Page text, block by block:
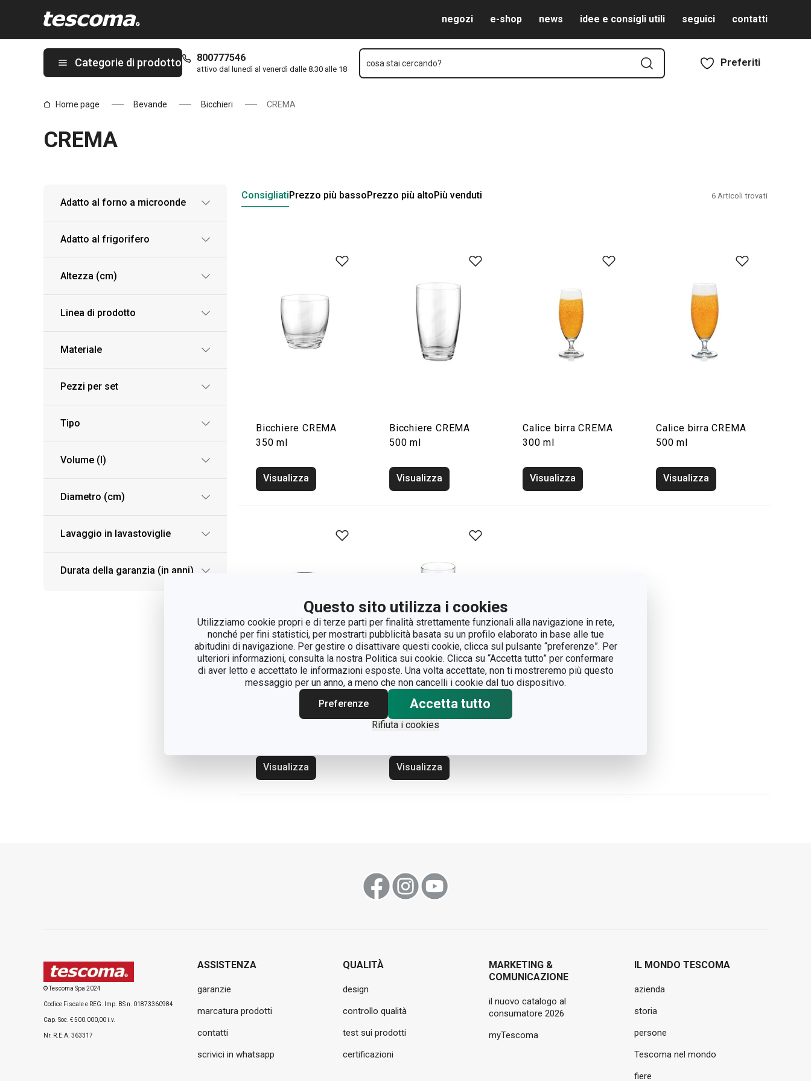
Questo sito utilizza i cookies
Utilizziamo cookie propri e di terze parti per finalità strettamente funzionali alla navigazione in rete,
nonché per fini statistici, per mostrarti pubblicità basata su un profilo elaborato in base alle tue
abitudini di navigazione. Per gestire o disattivare questi cookie, clicca sul pulsante “preferenze”. Per
ulteriori informazioni, consulta la nostra Politica sui cookie. Clicca su “Accetta tutto” per confermare
di aver letto e accettato le informazioni esposte. Una volta accettate, non ti mostreremo più questo
messaggio per un anno, a meno che non cancelli i cookie dal tuo dispositivo.
Preferenze
Accetta tutto
Rifiuta i cookies
negozi e-shop news idee e consigli utili seguici contatti
Categorie di prodotto 800777546
attivo dal lunedì al venerdì dalle 8.30 alle 18
cosa stai cercando? Preferiti
Home page Bevande Bicchieri CREMA
CREMA
Adatto al forno a microonde
Adatto al frigorifero
Altezza (cm)
Linea di prodotto
Materiale
Pezzi per set
Tipo
Volume (l)
Diametro (cm)
Lavaggio in lavastoviglie
Durata della garanzia (in anni)
ConsigliatiPrezzo più bassoPrezzo più altoPiù venduti 6 Articoli trovati
Bicchiere CREMA
350 ml
Visualizza
Bicchiere CREMA
500 ml
Visualizza
Calice birra CREMA
300 ml
Visualizza
Calice birra CREMA
500 ml
Visualizza
Mug in vetro CREMA
Visualizza
Tazza mug in vetro
latte macchiato
CREMA 300 ml
Visualizza
© Tescoma Spa 2024
Codice Fiscale e REG. Imp. BS n. 01873360984
Cap. Soc. € 500.000,00 i.v.
Nr. R.E.A. 363317
ASSISTENZA
garanzie
marcatura prodotti
contatti
scrivici in whatsapp
QUALITÀ
design
controllo qualità
test sui prodotti
certificazioni
MARKETING &
COMUNICAZIONE
il nuovo catalogo al
consumatore 2026
myTescoma
IL MONDO TESCOMA
azienda
storia
persone
Tescoma nel mondo
fiere